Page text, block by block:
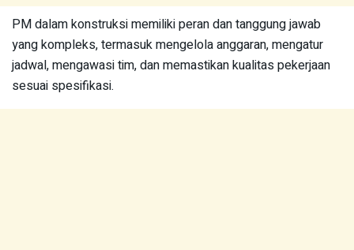
PM dalam konstruksi memiliki peran dan tanggung jawab
yang kompleks, termasuk mengelola anggaran, mengatur
jadwal, mengawasi tim, dan memastikan kualitas pekerjaan
sesuai spesifikasi.